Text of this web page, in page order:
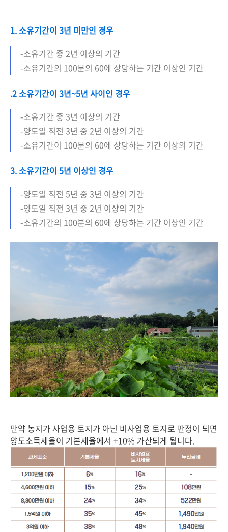
1. 소유기간이 3년 미만인 경우
-소유기간 중 2년 이상의 기간
-소유기간의 100분의 60에 상당하는 기간 이상인 기간
.2 소유기간이 3년~5년 사이인 경우
-소유기간 중 3년 이상의 기간
-양도일 직전 3년 중 2년 이상의 기간
-소유기간이 100분의 60에 상당하는 기간 이상의 기간
3. 소유기간이 5년 이상인 경우
-양도일 직전 5년 중 3년 이상의 기간
-양도일 직전 3년 중 2년 이상의 기간
-소유기간의 100분의 60에 상당하는 기간 이상인 기간
만약 농지가 사업용 토지가 아닌 비사업용 토지로 판정이 되면
양도소득세율이 기본세율에서 +10% 가산되게 됩니다.